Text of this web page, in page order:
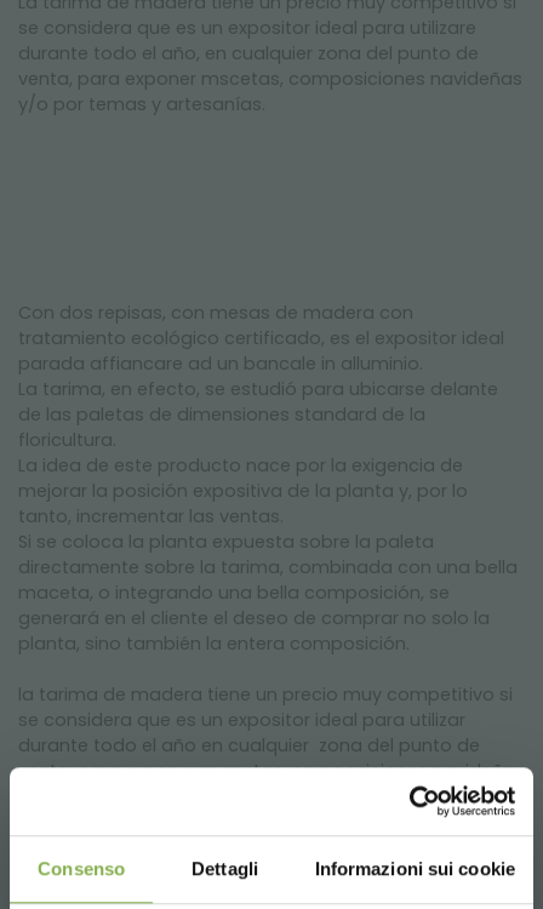
Consenso Dettagli Informazioni sui cookie
se considera que es un expositor ideal para utilizare
durante todo el año, en cualquier zona del punto de
venta, para exponer mscetas, composiciones navideñas
y/o por temas y artesanías.
Con dos repisas, con mesas de madera con
tratamiento ecológico certificado, es el expositor ideal
parada affiancare ad un bancale in alluminio.
La tarima, en efecto, se estudió para ubicarse delante
de las paletas de dimensiones standard de la
floricultura.
La idea de este producto nace por la exigencia de
mejorar la posición expositiva de la planta y, por lo
tanto, incrementar las ventas.
Si se coloca la planta expuesta sobre la paleta
directamente sobre la tarima, combinada con una bella
maceta, o integrando una bella composición, se
generará en el cliente el deseo de comprar no solo la
planta, sino también la entera composición.
la tarima de madera tiene un precio muy competitivo si
se considera que es un expositor ideal para utilizar
durante todo el año en cualquier zona del punto de
venta, para exponer macetas, composiciones navideñas
Gracias a las diferentes medidas es posible crear
resultarán muy agradables. Con patas regulables y una
estructura tubular de aluminio, asegura resistencia en el